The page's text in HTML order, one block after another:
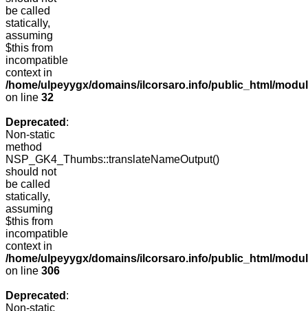
be called
statically,
assuming
$this from
incompatible
context in
/home/ulpeyygx/domains/ilcorsaro.info/public_html/
on line 32
Deprecated :
Non-static
method
NSP_GK4_Thumbs::translateNameOutput()
should not
be called
statically,
assuming
$this from
incompatible
context in
/home/ulpeyygx/domains/ilcorsaro.info/public_html/
on line 306
Deprecated :
Non-static